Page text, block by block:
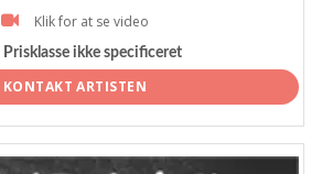
Klik for at se video
Prisklasse ikke specificeret
KONTAKT ARTISTEN